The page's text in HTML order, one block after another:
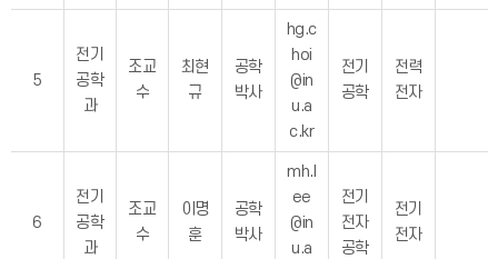
5
전기
공학
과
조교
수
최현
규
공학
박사
hg.c
hoi
@in
u.a
c.kr
전기
공학
전력
전자
6
전기
공학
과
조교
수
이명
훈
공학
박사
mh.l
ee
@in
u.a
전기
전자
공학
전기
전자